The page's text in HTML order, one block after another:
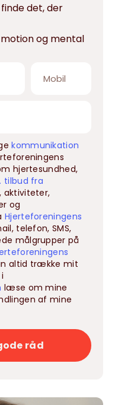
det, der
og mental
kommunikation
hjertesundhed,
tilbud fra
, aktiviteter,
og
Hjerteforeningens
telefon, SMS,
målgrupper på
altid trække mit
læse om mine
af mine
råd